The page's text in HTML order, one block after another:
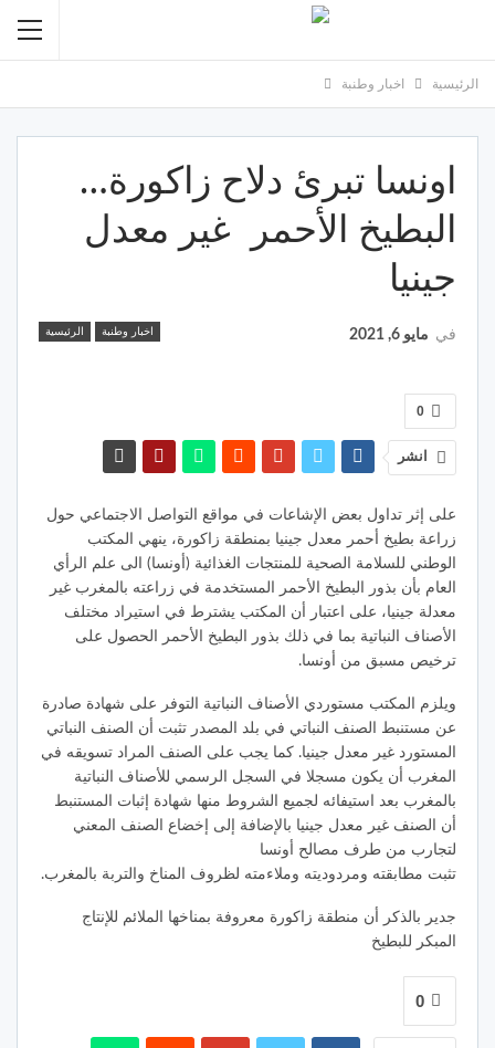
الرئيسية اخبار وطنبة
اونسا تبرئ دلاح زاكورة…
البطيخ الأحمر غير معدل
جينيا
اخبار وطنبة الرئيسية في مايو 6, 2021
0
انشر
على إثر تداول بعض الإشاعات في مواقع التواصل الاجتماعي حول
زراعة بطيخ أحمر معدل جينيا بمنطقة زاكورة، ينهي المكتب
الوطني للسلامة الصحية للمنتجات الغذائية (أونسا) الى علم الرأي
العام بأن بذور البطيخ الأحمر المستخدمة في زراعته بالمغرب غير
معدلة جينيا، على اعتبار أن المكتب يشترط في استيراد مختلف
الأصناف النباتية بما في ذلك بذور البطيخ الأحمر الحصول على
ترخيص مسبق من أونسا.
ويلزم المكتب مستوردي الأصناف النباتية التوفر على شهادة صادرة
عن مستنبط الصنف النباتي في بلد المصدر تثبت أن الصنف النباتي
المستورد غير معدل جينيا. كما يجب على الصنف المراد تسويقه في
المغرب أن يكون مسجلا في السجل الرسمي للأصناف النباتية
بالمغرب بعد استيفائه لجميع الشروط منها شهادة إثبات المستنبط
أن الصنف غير معدل جينيا بالإضافة إلى إخضاع الصنف المعني
لتجارب من طرف مصالح أونسا
تثبت مطابقته ومردوديته وملاءمته لظروف المناخ والتربة بالمغرب.
جدير بالذكر أن منطقة زاكورة معروفة بمناخها الملائم للإنتاج
المبكر للبطيخ
0